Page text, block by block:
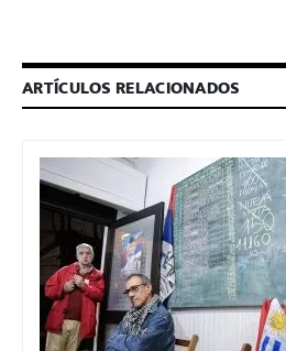
ARTÍCULOS RELACIONADOS